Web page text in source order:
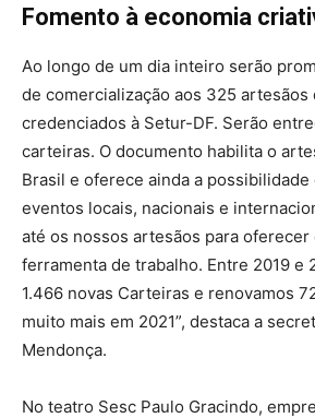
Fomento à economia
Ao longo de um dia inteiro serão
de comercialização aos 325 artesãos
credenciados à Setur-DF. Serão
carteiras. O documento habilita o
Brasil e oferece ainda a
eventos locais, nacionais e
até os nossos artesãos para
ferramenta de trabalho. Entre 2019 e
1.466 novas Carteiras e renovamos
muito mais em 2021”, destaca a
Mendonça.
No teatro Sesc Paulo Gracindo,